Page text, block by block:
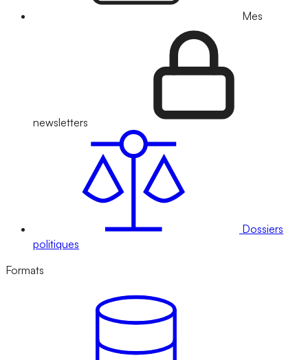
Mes
newsletters
Dossiers
politiques
Formats